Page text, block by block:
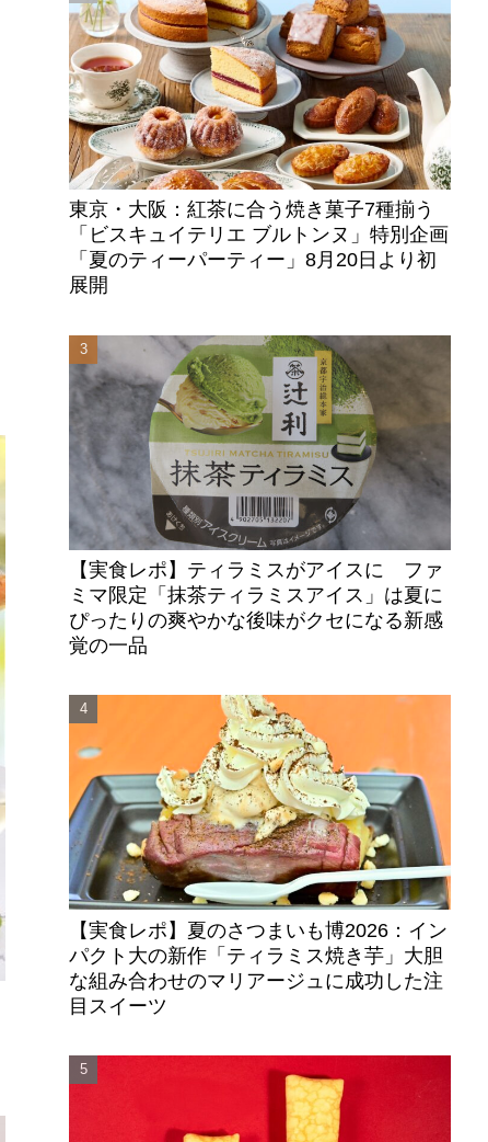
東京・大阪：紅茶に合う焼き菓子7種揃う
「ビスキュイテリエ ブルトンヌ」特別企画
「夏のティーパーティー」8月20日より初
展開
【実食レポ】ティラミスがアイスに ファ
ミマ限定「抹茶ティラミスアイス」は夏に
ぴったりの爽やかな後味がクセになる新感
覚の一品
【実食レポ】夏のさつまいも博2026：イン
パクト大の新作「ティラミス焼き芋」大胆
な組み合わせのマリアージュに成功した注
目スイーツ